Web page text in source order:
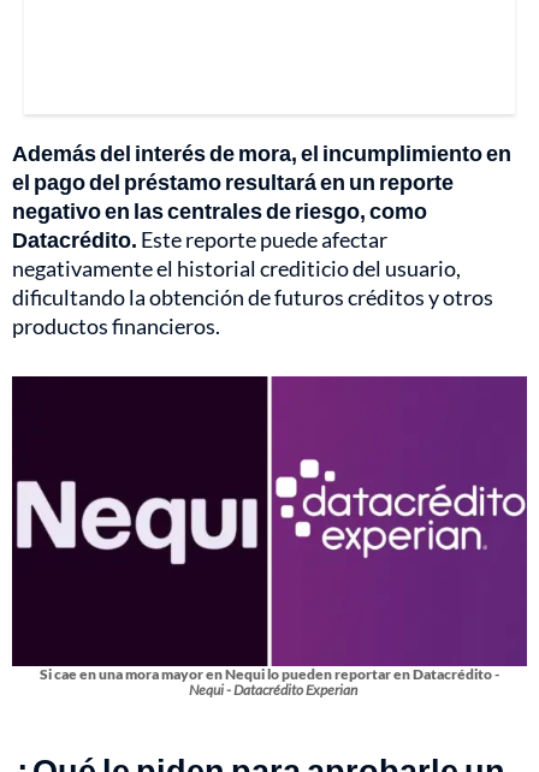
Además del interés de mora, el incumplimiento en
el pago del préstamo resultará en un reporte
negativo en las centrales de riesgo, como
Datacrédito. Este reporte puede afectar
negativamente el historial crediticio del usuario,
dificultando la obtención de futuros créditos y otros
productos financieros.
Si cae en una mora mayor en Nequi lo pueden reportar en Datacrédito -
Nequi - Datacrédito Experian